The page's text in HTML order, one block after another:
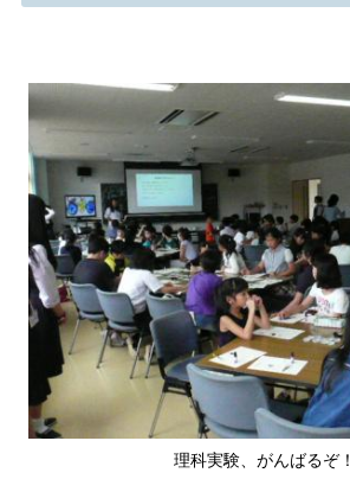
理科実験、がんばるぞ！